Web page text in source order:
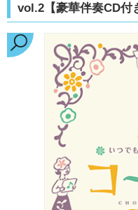
vol.2【豪華伴奏CD付